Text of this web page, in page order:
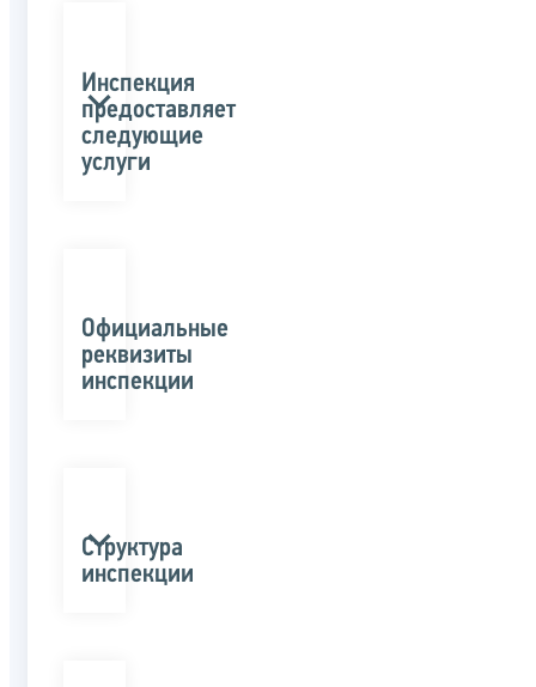
Инспекция
предоставляет
следующие
услуги
Официальные
реквизиты
инспекции
Структура
инспекции